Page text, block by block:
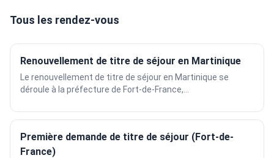
Tous les rendez-vous
Renouvellement de titre de séjour en Martinique
Le renouvellement de titre de séjour en Martinique se
déroule à la préfecture de Fort-de-France,...
Première demande de titre de séjour (Fort-de-
France)